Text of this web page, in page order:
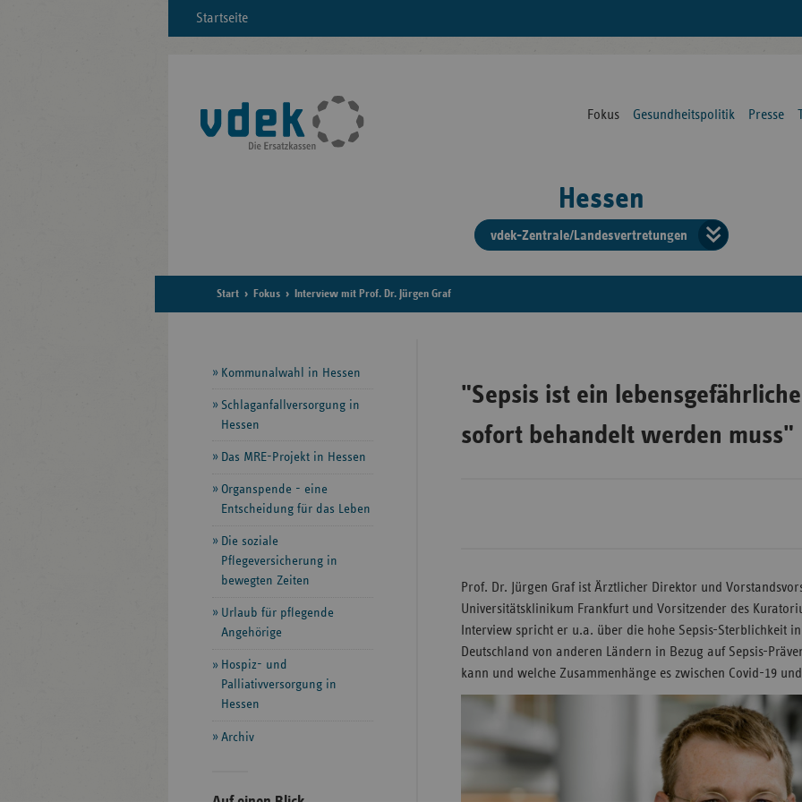
Startseite
Fokus Gesundheitspolitik Presse
Hessen
vdek-Zentrale/Landesvertretungen
der
Start Fokus Interview mit Prof. Dr. Jürgen Graf
"Sepsis ist ein
sofort behandelt werden muss"
Prof. Dr. Jürgen Graf ist Ärztlicher Direktor und
Universitätsklinikum Frankfurt und Vorsitzender des
Interview spricht er u.a. über die hohe Sepsis-Sterblichkeit
Deutschland von anderen Ländern in Bezug auf Sepsis-
kann und welche Zusammenhänge es zwischen Covid-19
Seitennavigation
Kommunalwahl in Hessen
Schlaganfallversorgung in
Hessen
Das MRE-Projekt in Hessen
Organspende - eine
Entscheidung für das Leben
Die soziale
Pflegeversicherung in
bewegten Zeiten
Urlaub für pflegende
Angehörige
Hospiz- und
Palliativversorgung in
Hessen
Archiv